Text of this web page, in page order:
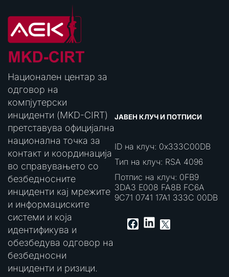
Национален центар за
одговор на
компјутерски
инциденти (MKD-CIRT)
претставува официјална
национална точка за
контакт и координација
во справувањето со
безбедносните
инциденти кај мрежите
и информациските
системи и која
идентификува и
обезбедува одговор на
безбедносни
инциденти и ризици.
ЈАВЕН КЛУЧ И ПОТПИСИ
ID на клуч: 0x333C00DB
Тип на клуч: RSA 4096
Потпис на клуч: 0FB9
3DA3 E008 FA8B FC6A
9C71 0741 17A1 333C 00DB
Facebook
LinkedIn
X